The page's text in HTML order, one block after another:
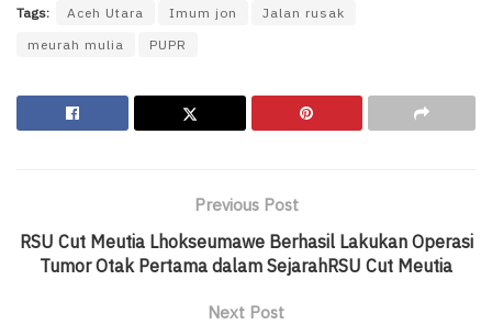
Tags: Aceh Utara Imum jon
Jalan rusak
meurah mulia
PUPR
Previous Post
RSU Cut Meutia Lhokseumawe Berhasil Lakukan Operasi
Tumor Otak Pertama dalam SejarahRSU Cut Meutia
Next Post